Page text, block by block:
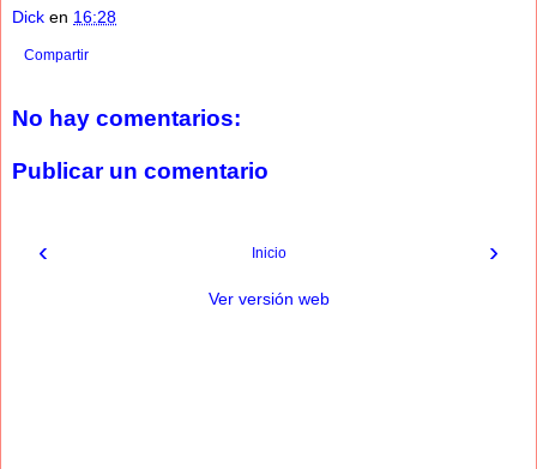
Dick en 16:28
Compartir
No hay comentarios:
Publicar un comentario
‹ ›
Inicio
Ver versión web